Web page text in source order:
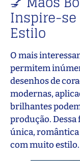
Inspire-se
Estilo
O mais
permitem
desenhos de
modernas,
brilhantes
produção.
única, romântica
com muito estilo.